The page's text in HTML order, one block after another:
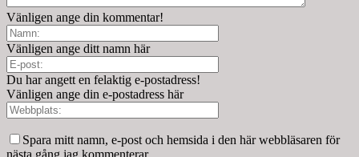
Vänligen ange din kommentar!
Vänligen ange ditt namn här
Du har angett en felaktig e-postadress!
Vänligen ange din e-postadress här
Spara mitt namn, e-post och hemsida i den här webbläsaren för